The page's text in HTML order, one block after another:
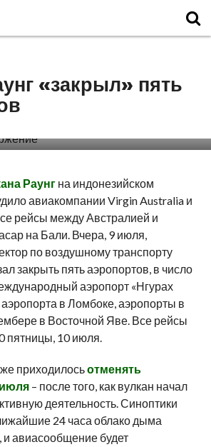
«закрыл» пять
Раунгна индонезийском
авиакомпании Virgin Australia и
рейсы между Австралией и
на Бали. Вчера, 9 июля,
по воздушному транспорту
закрыть пять аэропортов, в число
аэропорт «Нгурах
в Ломбоке, аэропорты в
в Восточной Яве. Все рейсы
пятницы, 10 июля.
приходилосьотменять
– после того, как вулкан начал
деятельность. Синоптики
24 часа облако дыма
и авиасообщение будет